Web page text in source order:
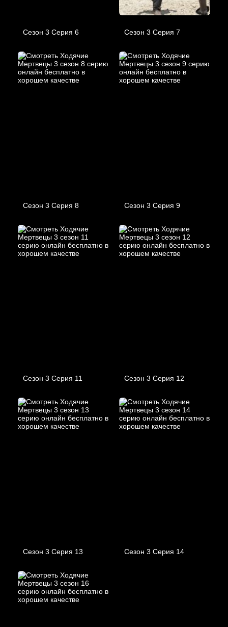
Сезон 3 Серия 6 Сезон 3 Серия 7
Сезон 3 Серия 8 Сезон 3 Серия 9
Сезон 3 Серия 11 Сезон 3 Серия 12
Сезон 3 Серия 13 Сезон 3 Серия 14